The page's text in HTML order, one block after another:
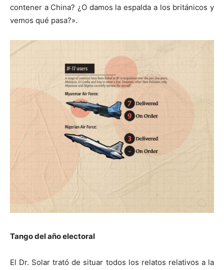
contener a China? ¿O damos la espalda a los británicos y
vemos qué pasa?».
Tango del año electoral
El Dr. Solar trató de situar todos los relatos relativos a la